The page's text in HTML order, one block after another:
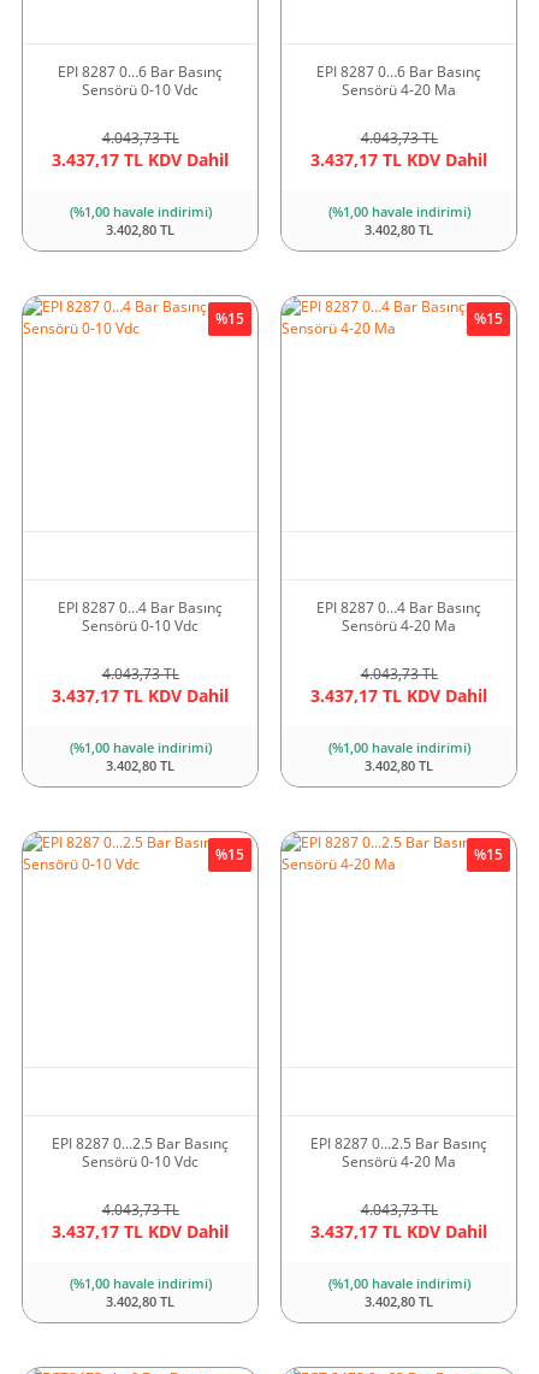
EPI 8287 0…6 Bar Basınç
Sensörü 0-10 Vdc
4.043,73 TL
3.437,17 TL KDV Dahil
(%1,00 havale indirimi)
3.402,80 TL
EPI 8287 0…6 Bar Basınç
Sensörü 4-20 Ma
4.043,73 TL
3.437,17 TL KDV Dahil
(%1,00 havale indirimi)
3.402,80 TL
EPI 8287 0…4 Bar Basınç
Sensörü 0-10 Vdc
4.043,73 TL
3.437,17 TL KDV Dahil
%15
(%1,00 havale indirimi)
3.402,80 TL
EPI 8287 0…4 Bar Basınç
Sensörü 4-20 Ma
4.043,73 TL
3.437,17 TL KDV Dahil
%15
(%1,00 havale indirimi)
3.402,80 TL
EPI 8287 0...2.5 Bar Basınç
Sensörü 0-10 Vdc
4.043,73 TL
3.437,17 TL KDV Dahil
%15
(%1,00 havale indirimi)
3.402,80 TL
EPI 8287 0...2.5 Bar Basınç
Sensörü 4-20 Ma
4.043,73 TL
3.437,17 TL KDV Dahil
%15
(%1,00 havale indirimi)
3.402,80 TL